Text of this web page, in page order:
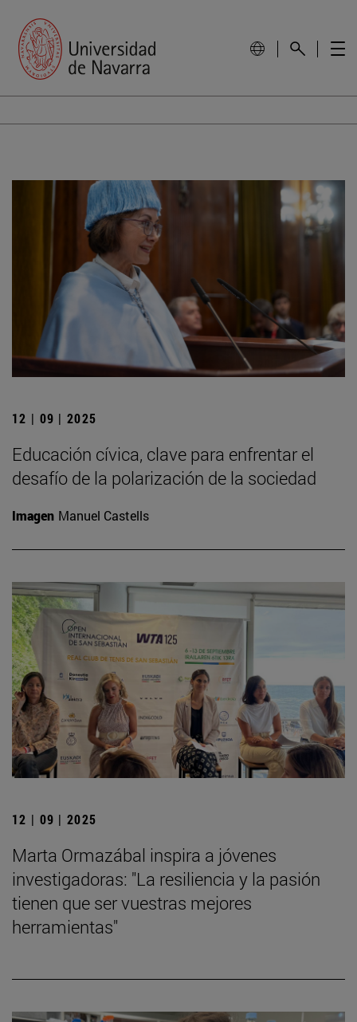
12 | 09 | 2025
Educación cívica, clave para enfrentar el
desafío de la polarización de la sociedad
Imagen Manuel Castells
12 | 09 | 2025
Marta Ormazábal inspira a jóvenes
investigadoras: "La resiliencia y la pasión
tienen que ser vuestras mejores
herramientas"